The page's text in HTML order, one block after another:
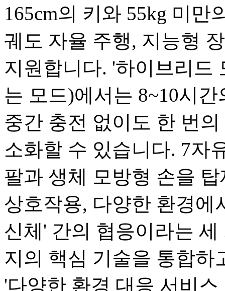
165cm의 키와 55kg 미만
궤도 자율 주행, 지능형
지원합니다. '하이브리드
는 모드)에서는 8~10시
중간 충전 없이도 한 번
소화할 수 있습니다. 7자
팔과 생체 모방형 손을
상호작용, 다양한 환경에
신체' 간의 협응이라는
지의 핵심 기술을 통합하
'다양한 환경 대응 서비